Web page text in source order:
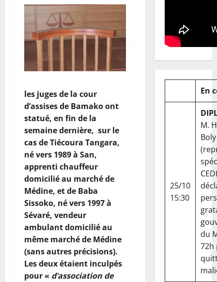
les juges de la cour
d’assises de Bamako ont
statué, en fin de la
semaine dernière, sur le
cas de Tiécoura Tangara,
né vers 1989 à San,
apprenti chauffeur
domicilié au marché de
Médine, et de Baba
Sissoko, né vers 1997 à
Sévaré, vendeur
ambulant domicilié au
même marché de Médine
(sans autres précisions).
Les deux étaient inculpés
pour « d’association de
En
25/10
15:30
M.
Boly
du
72h